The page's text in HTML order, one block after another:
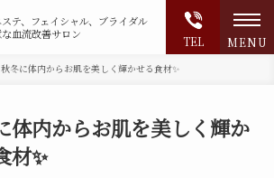
テ、フェイシャル、ブライダル
血流改善サロン
TEL MENU
秋冬に体内からお肌を美しく輝かせる食材✨
体内からお肌を美しく輝か
材✨